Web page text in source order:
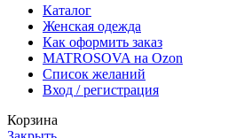
Каталог
Женская одежда
Как оформить заказ
MATROSOVA на Ozon
Список желаний
Вход / регистрация
Корзина